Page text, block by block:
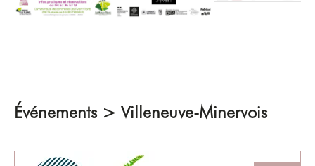
Événements > Villeneuve-Minervois